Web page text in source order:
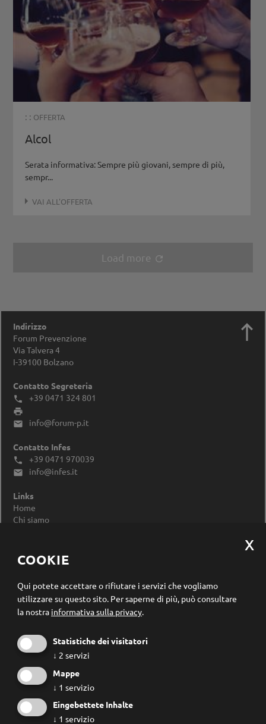
: : OFFERTA
Alcol
Serata informativa: Sempre più giovani, sempre di più,
sempr...
VAI ALL'OFFERTA
Load more refresh
Indirizzo
Forum Prevenzione
Via Talvera 4
I-39100 Bolzano
Contatto Segreteria
 +39 0471 324 801


info@forum-p.it
Contatto Infes
 +39 0471 970039
 info@infes.it
Links
Home
Chi siamo
Modificare le impostazioni dei cookie

Registrazione newsletter
COOKIE
Qui potete accettare o rifiutare i servizi che vogliamo
utilizzare su questo sito. Per saperne di più, può consultare
la nostra informativa sulla privacy.
Statistiche dei visitatori
↓ 2 servizi
Mappe
↓ 1 servizio
Eingebettete Inhalte
↓ 1 servizio